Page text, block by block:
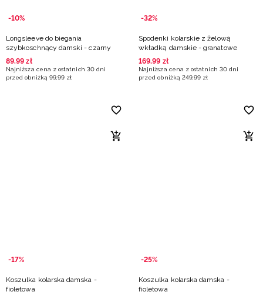
-10%
Longsleeve do biegania
szybkoschnący damski - czarny
89,99 zł
Najniższa cena z ostatnich 30 dni
przed obniżką 99,99 zł
-32%
Spodenki kolarskie z żelową
wkładką damskie - granatowe
169,99 zł
Najniższa cena z ostatnich 30 dni
przed obniżką 249,99 zł
-17%
Koszulka kolarska damska -
fioletowa
-25%
Koszulka kolarska damska -
fioletowa